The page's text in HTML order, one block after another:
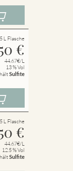
L Flasche
€
44.67€/L
13 % Vol
Sulfite
L Flasche
€
44.67€/L
12.5 % Vol
Sulfite